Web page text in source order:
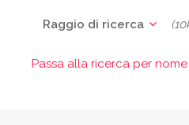
Raggio di ricerca
Passa alla ricerca per